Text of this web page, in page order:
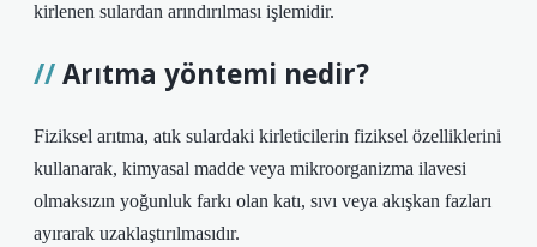
kirlenen sulardan arındırılması işlemidir.
Arıtma yöntemi nedir?
Fiziksel arıtma, atık sulardaki kirleticilerin fiziksel özelliklerini
kullanarak, kimyasal madde veya mikroorganizma ilavesi
olmaksızın yoğunluk farkı olan katı, sıvı veya akışkan fazları
ayırarak uzaklaştırılmasıdır.